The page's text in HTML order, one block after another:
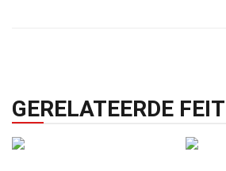
GERELATEERDE